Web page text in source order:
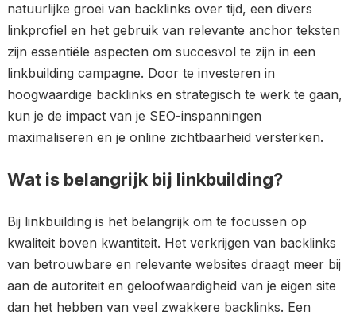
natuurlijke groei van backlinks over tijd, een divers
linkprofiel en het gebruik van relevante anchor teksten
zijn essentiële aspecten om succesvol te zijn in een
linkbuilding campagne. Door te investeren in
hoogwaardige backlinks en strategisch te werk te gaan,
kun je de impact van je SEO-inspanningen
maximaliseren en je online zichtbaarheid versterken.
Wat is belangrijk bij linkbuilding?
Bij linkbuilding is het belangrijk om te focussen op
kwaliteit boven kwantiteit. Het verkrijgen van backlinks
van betrouwbare en relevante websites draagt meer bij
aan de autoriteit en geloofwaardigheid van je eigen site
dan het hebben van veel zwakkere backlinks. Een